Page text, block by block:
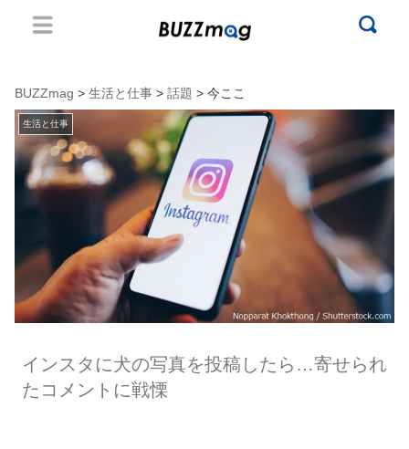
BUZZmag > 生活と仕事 > 話題 > 今ここ
生活と仕事
インスタに犬の写真を投稿したら…寄せられ
たコメントに戦慄